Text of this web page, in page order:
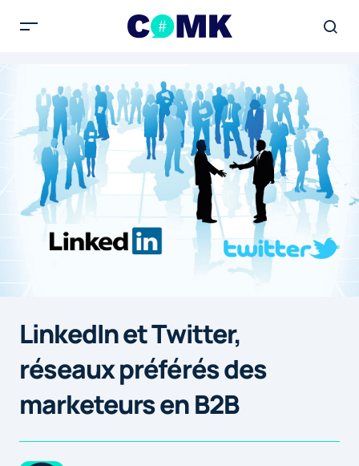
LinkedIn et Twitter,
réseaux préférés des
marketeurs en B2B